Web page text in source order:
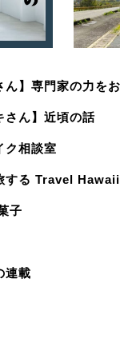
ん】専門家の力を
さん】近頃の話
ク相談室
する Travel Hawaii
子
連載